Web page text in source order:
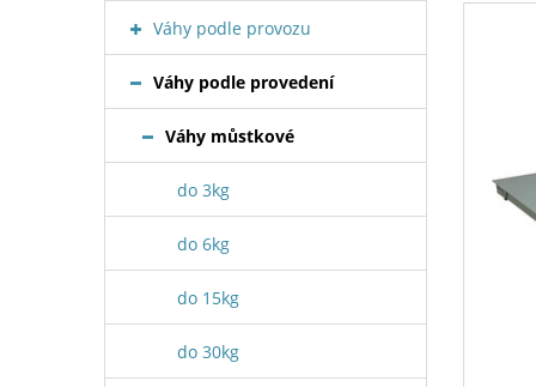
Váhy podle provozu
Váhy podle provedení
Váhy můstkové
do 3kg
do 6kg
do 15kg
do 30kg